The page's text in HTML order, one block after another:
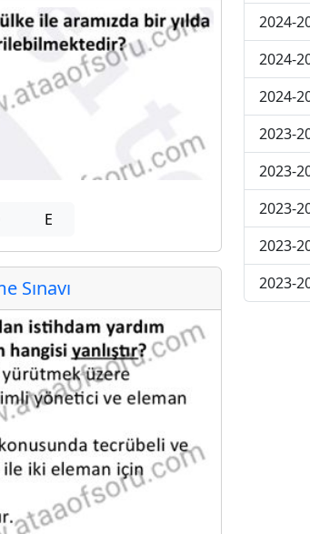
E
Sınavı
2024-
2024-
2024-
2023-
2023-
2023-
2023-
2023-